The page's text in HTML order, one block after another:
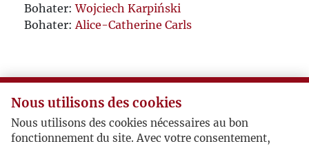
Bohater:Wojciech Karpiński
Bohater: Alice-Catherine Carls
Nous utilisons des cookies
Nous utilisons des cookies nécessaires au bon
fonctionnement du site. Avec votre consentement,